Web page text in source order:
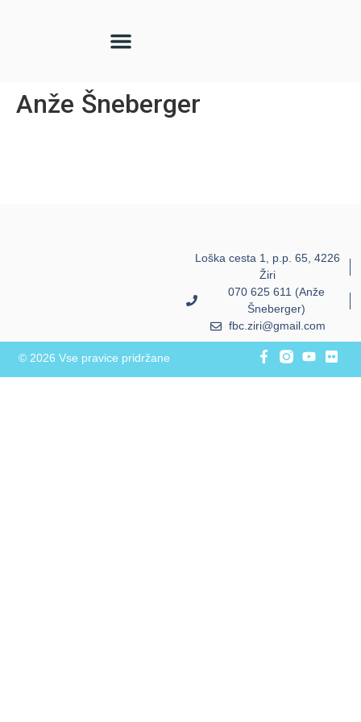
Anže Šneberger
Loška cesta 1, p.p. 65, 4226
Žiri
070 625 611 (Anže
Šneberger)
fbc.ziri@gmail.com
© 2026 Vse pravice pridržane